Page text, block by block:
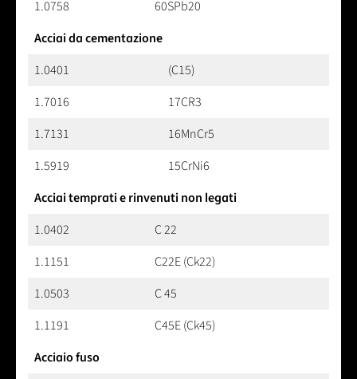
1.0758
60SPb20
Acciai da cementazione
1.0401
(C15)
1.7016
17CR3
1.7131
16MnCr5
1.5919
15CrNi6
Acciai temprati e rinvenuti non legati
1.0402
C 22
1.1151
C22E (Ck22)
1.0503
C 45
1.1191
C45E (Ck45)
Acciaio fuso